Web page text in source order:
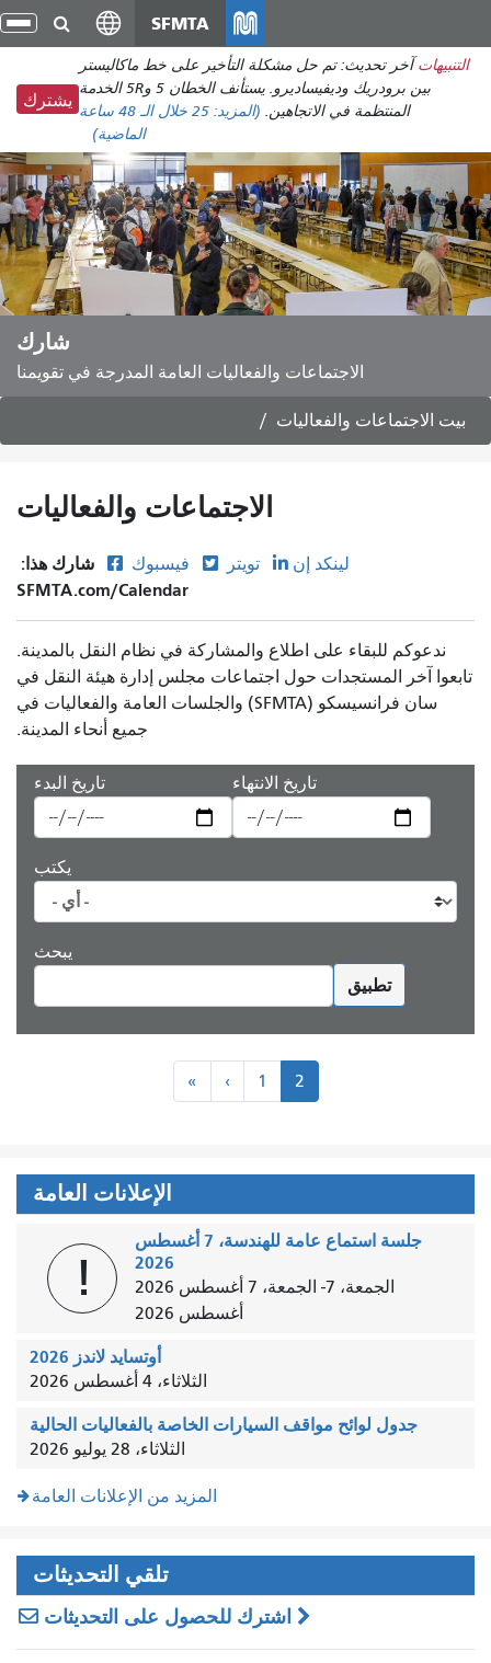
انتقل
إلى
المحتوى
الرئيسي
SFMTA
التنبيهات آخر تحديث: تم حل مشكلة التأخير على خط ماكاليستر
بين برودريك وديفيساديرو. يستأنف الخطان 5 و5R الخدمة
المنتظمة في الاتجاهين. (المزيد: 25
خلال الـ 48 ساعة
الماضية)
يشترك
شارك
الاجتماعات والفعاليات العامة المدرجة في تقويمنا
بيت الاجتماعات والفعاليات
الاجتماعات والفعاليات
شارك هذا: فيسبوك تويتر لينكد إن
SFMTA.com/Calendar
ندعوكم للبقاء على اطلاع والمشاركة في نظام النقل بالمدينة.
تابعوا آخر المستجدات حول اجتماعات مجلس إدارة هيئة النقل في
سان فرانسيسكو (SFMTA) والجلسات العامة والفعاليات في
جميع أنحاء المدينة.
تاريخ البدء تاريخ الانتهاء
يكتب
يبحث
تطبيق
««الأول»
‹‹روب
1 2
الإعلانات العامة
!
جلسة استماع عامة للهندسة، 7 أغسطس
2026
الجمعة، 7 أغسطس 2026 -الجمعة، 7
أغسطس 2026
أوتسايد لاندز 2026
الثلاثاء، 4 أغسطس 2026
جدول لوائح مواقف السيارات الخاصة بالفعاليات الحالية
الثلاثاء، 28 يوليو 2026
المزيد من الإعلانات العامة
تلقي التحديثات
اشترك للحصول على التحديثات